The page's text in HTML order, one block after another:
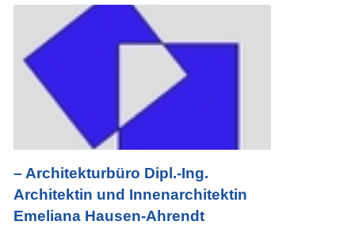
– Architekturbüro Dipl.-Ing.
Architektin und Innenarchitektin
Emeliana Hausen-Ahrendt